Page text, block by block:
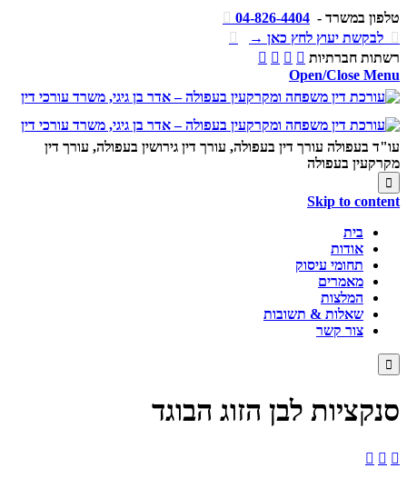
טלפון במשרד - 04-826-4404


לבקשת יעוץ לחץ כאן →

רשתות חברתיות
   
Open/Close Menu
עו"ד בעפולה עורך דין בעפולה, עורך דין גירושין בעפולה, עורך דין
מקרקעין בעפולה

Skip to content
בית
אודות
תחומי עיסוק
מאמרים
המלצות
שאלות & תשובות
צור קשר

סנקציות לבן הזוג הבוגד
  